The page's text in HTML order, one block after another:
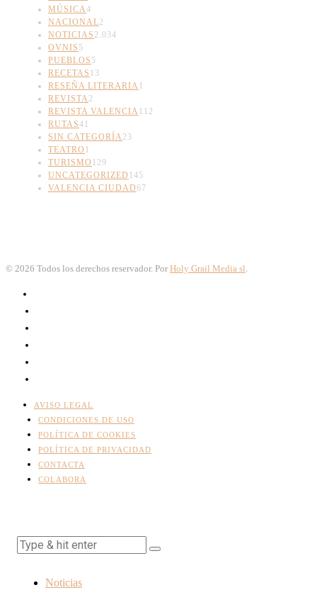
MÚSICA4
NACIONAL2
NOTICIAS 2.034
OVNIS 5
PUEBLOS 5
RECETAS 13
RESEÑA LITERARIA 1
REVISTA 2
REVISTA VALENCIA 112
RUTAS41
SIN CATEGORÍA 23
TEATRO 1
TURISMO 129
UNCATEGORIZED 145
VALENCIA CIUDAD67
© 2026 Todos los derechos reservador. Por Holy Grail Media sl
AVISO LEGAL
CONDICIONES DE USO
POLÍTICA DE COOKIES
POLÍTICA DE PRIVACIDAD
CONTACTA
COLABORA
Noticias